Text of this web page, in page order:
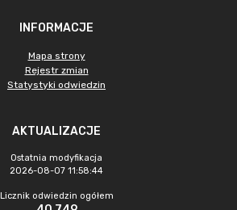
INFORMACJE
Mapa strony
Rejestr zmian
Statystyki odwiedzin
AKTUALIZACJE
Ostatnia modyfikacja
2026-08-07 11:58:44
Licznik odwiedzin ogółem